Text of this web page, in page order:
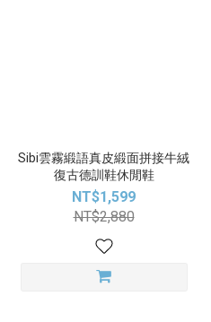
Sibi雲霧緞語真皮緞面拼接牛絨
復古德訓鞋休閒鞋
NT$1,599
NT$2,880